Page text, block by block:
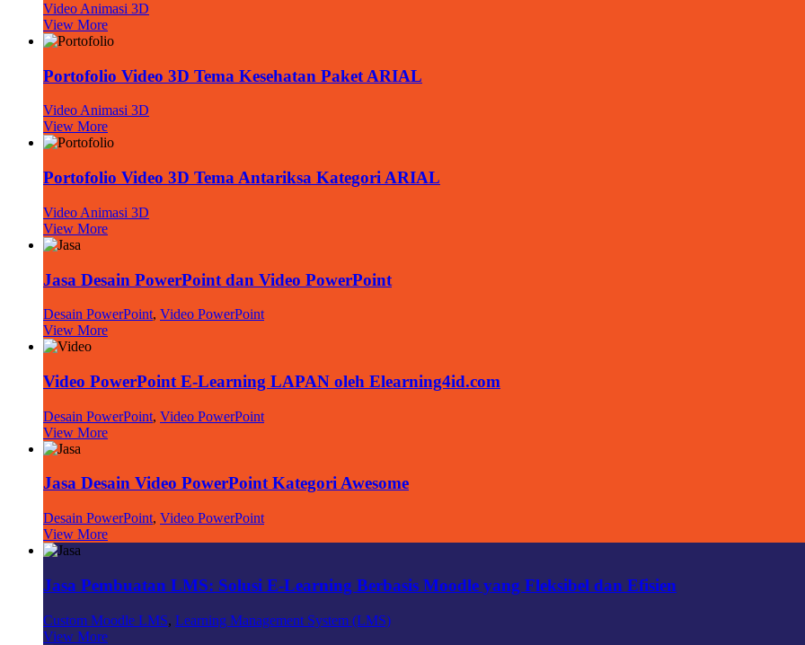
Video Animasi 3D
View More
Portofolio Video 3D Tema Kesehatan Paket ARIAL
Video Animasi 3D
View More
Portofolio Video 3D Tema Antariksa Kategori ARIAL
Video Animasi 3D
View More
Jasa Desain PowerPoint dan Video PowerPoint
Desain PowerPoint, Video PowerPoint
View More
Video PowerPoint E-Learning LAPAN oleh Elearning4id.com
Desain PowerPoint, Video PowerPoint
View More
Jasa Desain Video PowerPoint Kategori Awesome
Desain PowerPoint, Video PowerPoint
View More
Jasa Pembuatan LMS: Solusi E-Learning Berbasis Moodle yang Fleksibel dan Efisien
Custom Moodle LMS, Learning Management System (LMS)
View More